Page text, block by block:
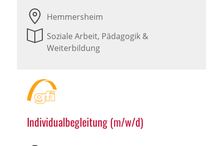
Hemmersheim
Soziale Arbeit, Pädagogik &
Weiterbildung
Individualbegleitung (m/w/d)